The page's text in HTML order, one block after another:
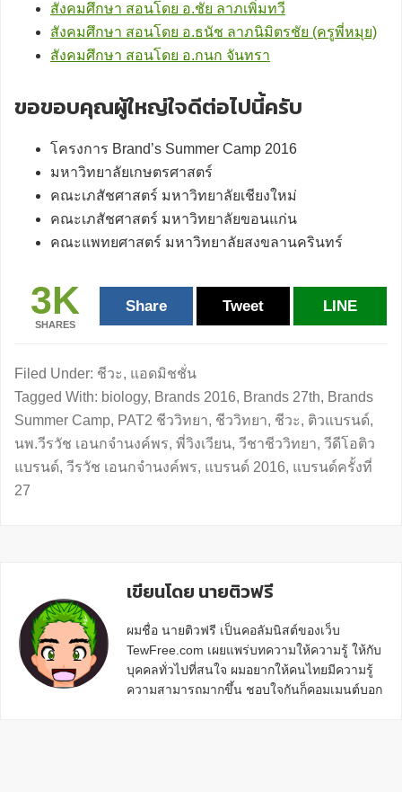
สังคมศึกษา สอนโดย อ.ชัย ลาภเพิ่มทวี
สังคมศึกษา สอนโดย อ.ธนัช ลาภนิมิตรชัย (ครูพี่หมุย)
สังคมศึกษา สอนโดย อ.กนก จันทรา
ขอขอบคุณผู้ใหญ่ใจดีต่อไปนี้ครับ
โครงการ Brand’s Summer Camp 2016
มหาวิทยาลัยเกษตรศาสตร์
คณะเภสัชศาสตร์ มหาวิทยาลัยเชียงใหม่
คณะเภสัชศาสตร์ มหาวิทยาลัยขอนแก่น
คณะแพทยศาสตร์ มหาวิทยาลัยสงขลานครินทร์
3K
SHARES
Share Tweet LINE
Filed Under: ชีวะ, แอดมิชชั่น
Tagged With: biology, Brands 2016, Brands 27th, Brands
Summer Camp, PAT2 ชีววิทยา, ชีววิทยา, ชีวะ, ติวแบรนด์,
นพ.วีรวัช เอนกจำนงค์พร, พี่วิงเวียน, วีชาชีววิทยา, วีดีโอติว
แบรนด์, วีรวัช เอนกจำนงค์พร, แบรนด์ 2016, แบรนด์ครั้งที่
27
เขียนโดย นายติวฟรี
ผมชื่อ นายติวฟรี เป็นคอลัมนิสต์ของเว็บ
TewFree.com เผยแพร่บทความให้ความรู้ ให้กับ
บุคคลทั่วไปที่สนใจ ผมอยากให้คนไทยมีความรู้
ความสามารถมากขึ้น ชอบใจกันก็คอมเมนต์บอก